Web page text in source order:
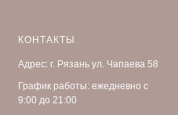
КОНТАКТЫ
Адрес: г. Рязань ул. Чапаева 58
График работы: ежедневно с
9:00 до 21:00